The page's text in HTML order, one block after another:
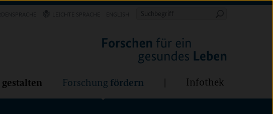
Suchbegriff
gestalten Forschung fördern Infothek
Forschung Forschung fördern Infothek